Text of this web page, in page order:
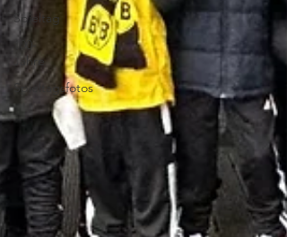
Spieltag
100-
Jahre
Spieltagsfotos